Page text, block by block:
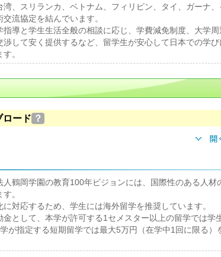
湾、スリランカ、ベトナム、フィリピン、タイ、ガーナ、
流協定を結んでいます。
導と学生生活全般の相談に応じ、学費減免制度、大学周
して安く提供するなど、留学生が安心して日本での学び
。
ロード ？
鶴岡学園の教育100年ビジョンには、国際性のある人材
。
対応するため、学生には海外留学を推奨しています。
として、本学が許可する1セメスター以上の留学では学
が指定する短期留学では最大5万円（在学中1回に限る）